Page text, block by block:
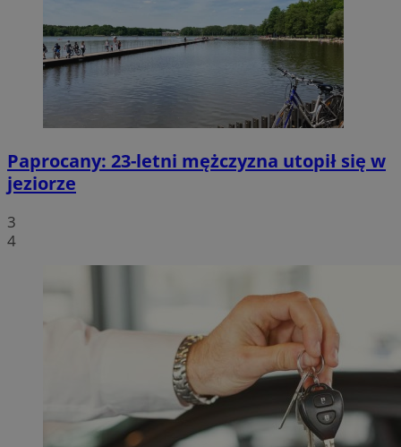
Paprocany: 23-letni mężczyzna utopił się w
jeziorze
3
4